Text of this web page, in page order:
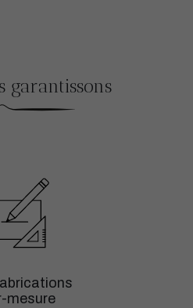
garantissons
mesure